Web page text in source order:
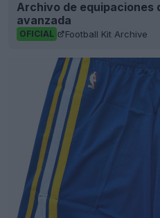
Archivo de equipaciones
avanzada
OFICIAL Football Kit Archive